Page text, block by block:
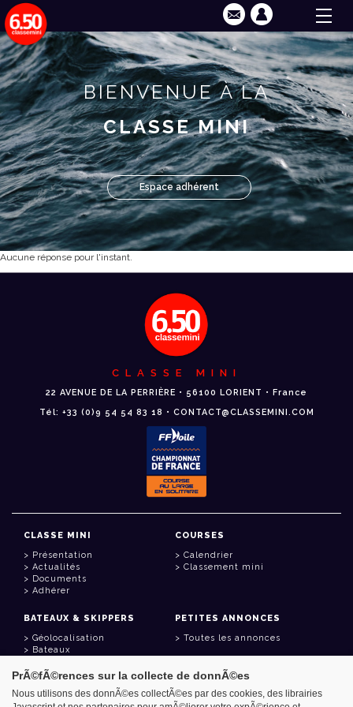
BIENVENUE À LA
CLASSE MINI
Espace adhérent
Aucune réponse pour l'instant.
CLASSE MINI
22 AVENUE DE LA PERRIÈRE • 56100 LORIENT • France
Tél: +33 (0)9 54 54 83 18 • CONTACT@CLASSEMINI.COM
CLASSE MINI
Présentation
Actualités
Documents
Adhérer
COURSES
Calendrier
Classement mini
BATEAUX & SKIPPERS
Géolocalisation
Bateaux
PETITES ANNONCES
Toutes les annonces
LIENS UTILES
PrÃ©fÃ©rences sur la collecte de donnÃ©es
Nous utilisons des donnÃ©es collectÃ©es par des cookies, des librairies